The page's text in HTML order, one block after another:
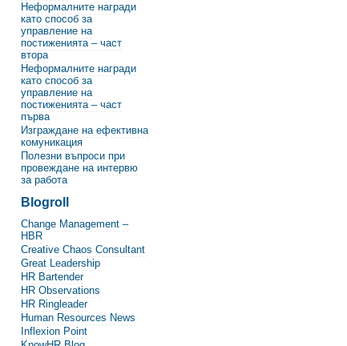
Неформалните награди
като способ за
управление на
постиженията – част
втора
Неформалните награди
като способ за
управление на
постиженията – част
първа
Изграждане на ефективна
комуникация
Полезни въпроси при
провеждане на интервю
за работа
Blogroll
Change Management –
HBR
Creative Chaos Consultant
Great Leadership
HR Bartender
HR Observations
HR Ringleader
Human Resources News
Inflexion Point